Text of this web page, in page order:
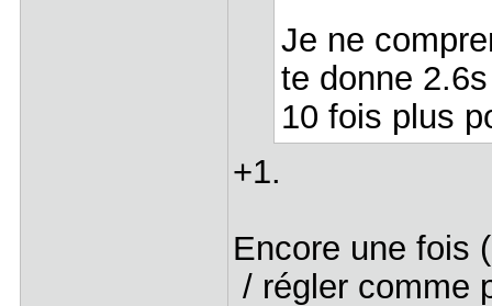
Je ne
te donne
10 fois plus
+1.
Encore une fois
/ régler comme